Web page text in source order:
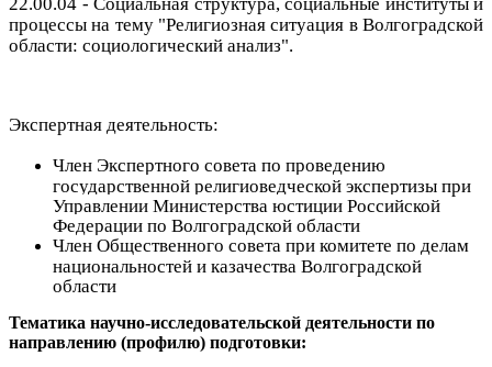
процессы на тему "Религиозная ситуация в Волгоградской
области: социологический анализ".
Экспертная деятельность:
Член Экспертного совета по проведению
государственной религиоведческой экспертизы при
Управлении Министерства юстиции Российской
Федерации по Волгоградской области
Член Общественного совета при комитете по делам
национальностей и казачества Волгоградской
области
Тематика научно-исследовательской деятельности по
направлению (профилю) подготовки: